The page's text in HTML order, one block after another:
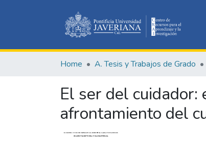
Home A. Tesis y Trabajos de Grado
El ser del
afrontamiento del